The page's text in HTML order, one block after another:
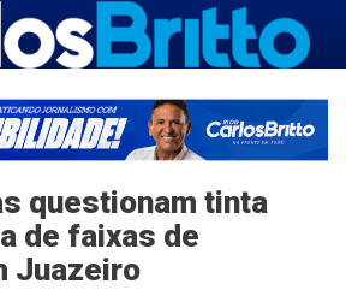
questionam tinta
de faixas de
Juazeiro